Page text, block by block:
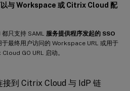
以与 Workspace 或 Citrix Cloud 配
只支持 SAML 服务提供程序发起的 SSO
最终用户访问的 Workspace URL 或用于
GO URL 启动。
接到 Citrix Cloud 与 IdP 链